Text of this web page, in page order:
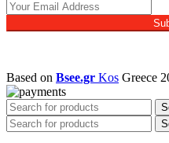
Based on Bsee.gr Kos Greece